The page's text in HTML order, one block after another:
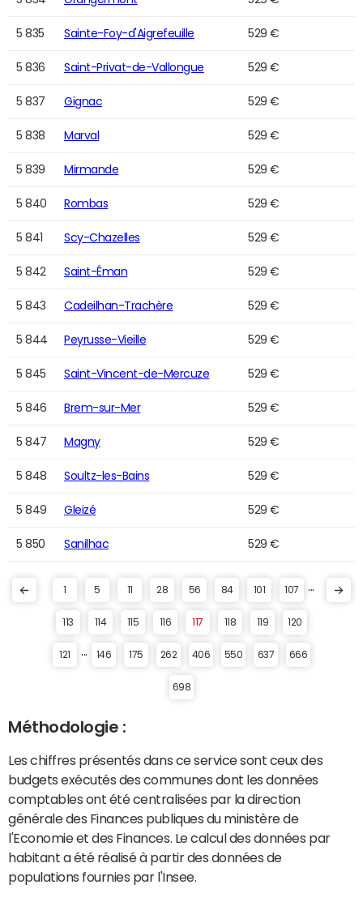
5 835 Sainte-Foy-d'Aigrefeuille 529 €
5 836 Saint-Privat-de-Vallongue 529 €
5 837 Gignac 529 €
5 838 Marval 529 €
5 839 Mirmande 529 €
5 840 Rombas 529 €
5 841 Scy-Chazelles 529 €
5 842 Saint-Éman 529 €
5 843 Cadeilhan-Trachère 529 €
5 844 Peyrusse-Vieille 529 €
5 845 Saint-Vincent-de-Mercuze 529 €
5 846 Brem-sur-Mer 529 €
5 847 Magny 529 €
5 848 Soultz-les-Bains 529 €
5 849 Gleizé 529 €
5 850 Sanilhac 529 €
1 5 11 28 56 84 101 107
113 114 115 116 117 118 119 120
121 146 175 262 406 550 637 666
698
Méthodologie :
Les chiffres présentés dans ce service sont ceux des
budgets exécutés des communes dont les données
comptables ont été centralisées par la direction
générale des Finances publiques du ministère de
l'Economie et des Finances. Le calcul des données par
habitant a été réalisé à partir des données de
populations fournies par l'Insee.